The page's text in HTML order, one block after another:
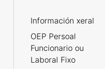
Información xeral
OEP Persoal
Funcionario ou
Laboral Fixo